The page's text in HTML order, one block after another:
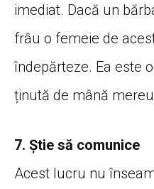
imediat. Dacă un
frâu o femeie de
îndepărteze. Ea este
ținută de mână
7. Știe să comunice
Acest lucru nu